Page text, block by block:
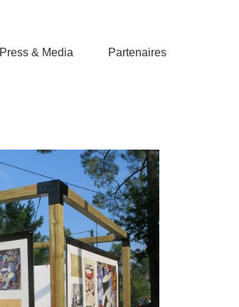
Press & Media Partenaires